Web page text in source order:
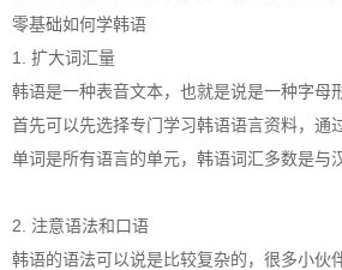
零基础如何学韩语
1. 扩大词汇量
韩语是一种表音文本，也就是说是一种字母
首先可以先选择专门学习韩语语言资料，通
单词是所有语言的单元，韩语词汇多数是与
2. 注意语法和口语
韩语的语法可以说是比较复杂的，很多小伙